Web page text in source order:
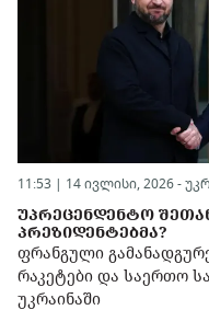
11:53 | 14 ივლისი, 2026 -
ᲣᲞᲠᲔᲪᲔᲜᲓᲔᲜᲢᲝ
ᲞᲠᲔᲖᲘᲓᲔᲜᲢᲔᲑᲛᲐ?
ფრანგული
რაკეტები და საერთო
უკრაინაში